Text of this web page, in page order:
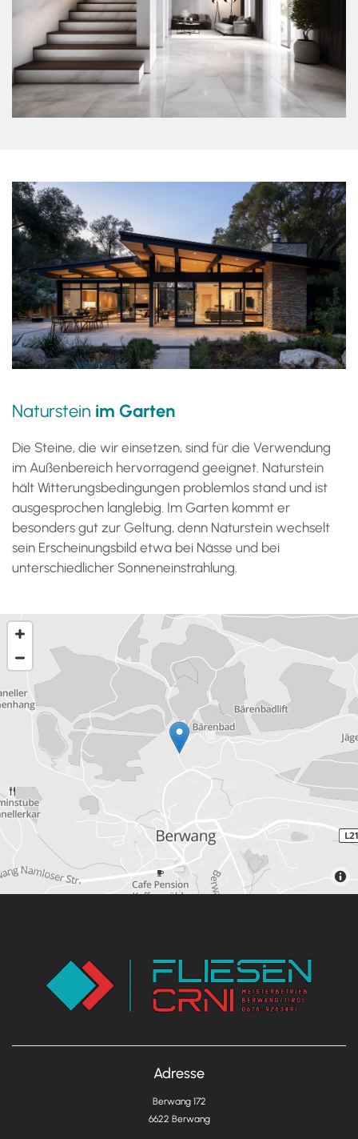
Naturstein im Garten
Die Steine, die wir einsetzen, sind für die Verwendung
im Außenbereich hervorragend geeignet. Naturstein
hält Witterungsbedingungen problemlos stand und ist
ausgesprochen langlebig. Im Garten kommt er
besonders gut zur Geltung, denn Naturstein wechselt
sein Erscheinungsbild etwa bei Nässe und bei
unterschiedlicher Sonneneinstrahlung.
Adresse
Berwang 172
6622 Berwang